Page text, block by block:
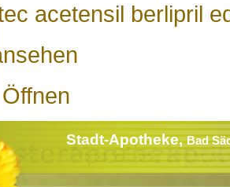
acetensil berlipril
Stadt-Apotheke,Bad